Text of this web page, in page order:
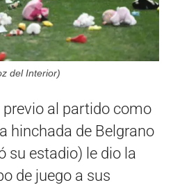
del Interior)
previo al partido como
hinchada de Belgrano
su estadio) le dio la
de juego a sus